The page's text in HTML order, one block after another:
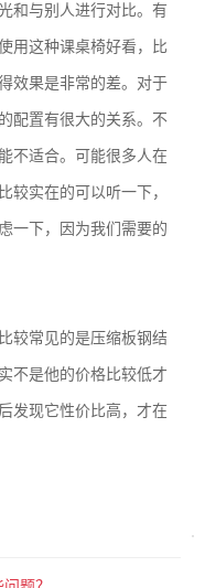
和与别人进行对比。有
用这种课桌椅好看，比
效果是非常的差。对于
配置有很大的关系。不
不适合。可能很多人在
较实在的可以听一下，
一下，因为我们需要的
较常见的是压缩板钢结
不是他的价格比较低才
发现它性价比高，才在